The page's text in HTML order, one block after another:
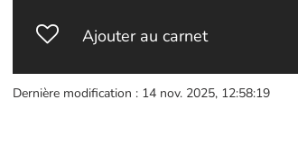
Ajouter au carnet
Dernière modification : 14 nov. 2025, 12:58:19